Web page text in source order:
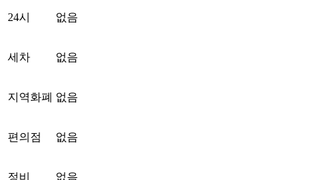
24시 없음
세차 없음
지역화폐 없음
편의점 없음
정비 없음